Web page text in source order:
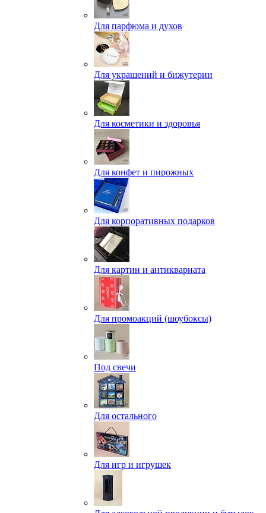
Для парфюма и духов
Для украшений и бижутерии
Для косметики и здоровья
Для конфет и пирожных
Для корпоративных подарков
Для картин и антиквариата
Для промоакций (шоубоксы)
Под свечи
Для остального
Для игр и игрушек